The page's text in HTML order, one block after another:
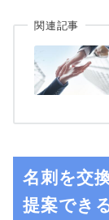
関連記事
名刺を交
提案でき